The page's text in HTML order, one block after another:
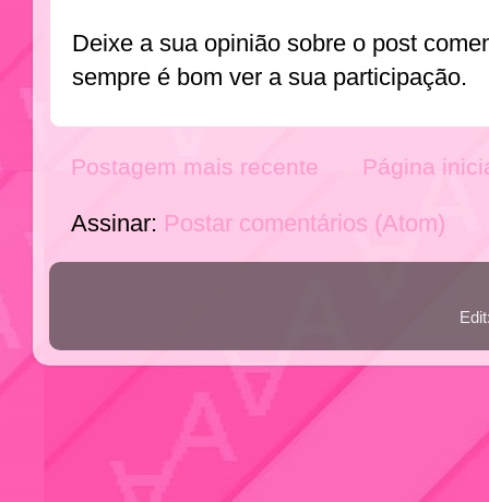
Deixe a sua opinião sobre o post
sempre é bom ver a sua participação.
Postagem mais recente Página
Assinar: Postar comentários (Atom)